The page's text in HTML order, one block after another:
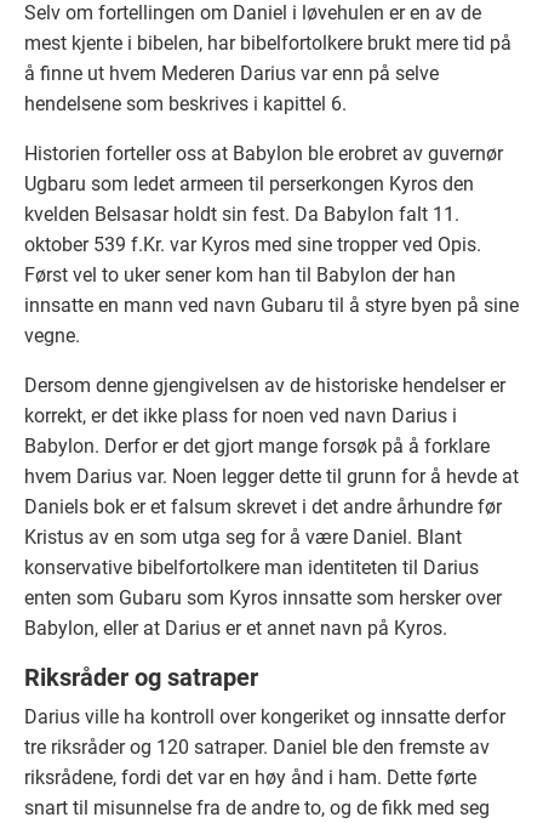
Selv om fortellingen om Daniel i løvehulen er en av de
mest kjente i bibelen, har bibelfortolkere brukt mere tid på
å finne ut hvem Mederen Darius var enn på selve
hendelsene som beskrives i kapittel 6.
Historien forteller oss at Babylon ble erobret av guvernør
Ugbaru som ledet armeen til perserkongen Kyros den
kvelden Belsasar holdt sin fest. Da Babylon falt 11.
oktober 539 f.Kr. var Kyros med sine tropper ved Opis.
Først vel to uker sener kom han til Babylon der han
innsatte en mann ved navn Gubaru til å styre byen på sine
vegne.
Dersom denne gjengivelsen av de historiske hendelser er
korrekt, er det ikke plass for noen ved navn Darius i
Babylon. Derfor er det gjort mange forsøk på å forklare
hvem Darius var. Noen legger dette til grunn for å hevde at
Daniels bok er et falsum skrevet i det andre århundre før
Kristus av en som utga seg for å være Daniel. Blant
konservative bibelfortolkere man identiteten til Darius
enten som Gubaru som Kyros innsatte som hersker over
Babylon, eller at Darius er et annet navn på Kyros.
Riksråder og satraper
Darius ville ha kontroll over kongeriket og innsatte derfor
tre riksråder og 120 satraper. Daniel ble den fremste av
riksrådene, fordi det var en høy ånd i ham. Dette førte
snart til misunnelse fra de andre to, og de fikk med seg